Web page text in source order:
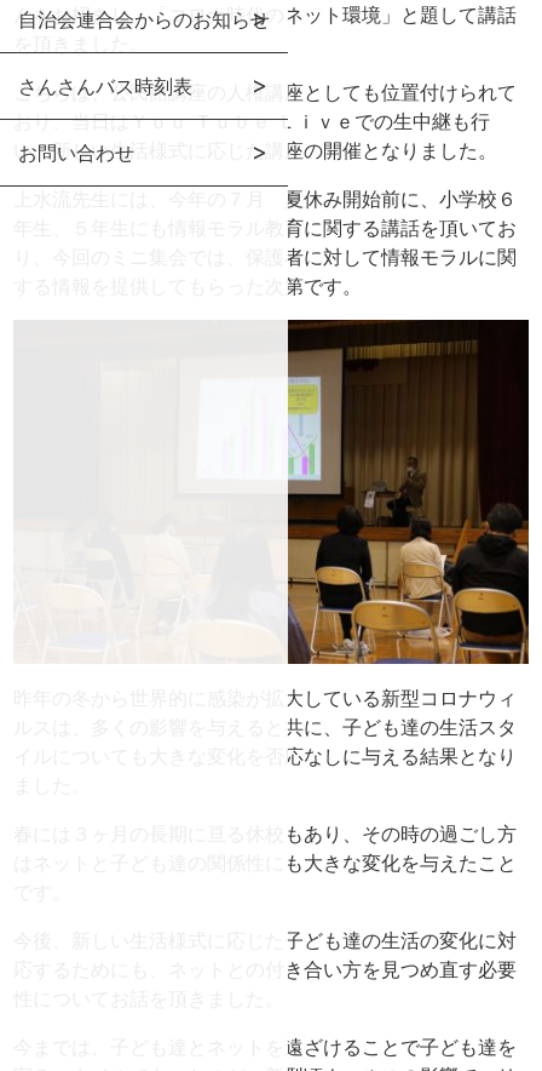
自治会連合会からのお知らせ
さんさんバス時刻表
お問い合わせ
んをお招きし、「 コロナ時代のネット環境」と題して講話
こちらは、公民館講座の人権講座としても位置付けられて
おり、当日はＹｏｕ Ｔｕｂｅ Ｌｉｖｅでの生中継も行
い、新しい生活様式に応じた講座の開催となりました。
上水流先生には、今年の７月 夏休み開始前に、小学校６
年生、５年生にも情報モラル教育に関する講話を頂いてお
保護者に対して情報モラルに関
する情報を提供してもらった次第です。
昨年の冬から世界的に感染が拡大している新型コロナウィ
多くの影響を与えると共に、子ども達の生活スタ
イルについても大きな変化を否応なしに与える結果となり
春には３ヶ月の長期に亘る休校もあり、 その時の過ごし方
はネットと子ども達の関係性にも大きな変化を与えたこと
新しい生活様式に応じた子ども達の生活の変化に対
ネットとの付き合い方を見つめ直す必要
子ども達とネットを遠ざけることで子ども達を